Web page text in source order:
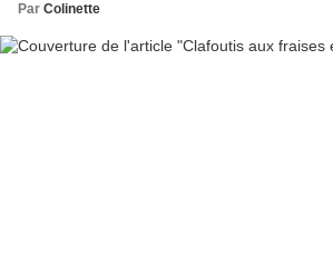
Par Colinette